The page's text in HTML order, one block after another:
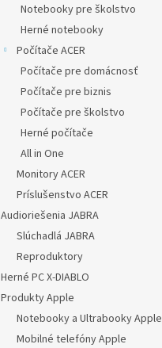
Notebooky pre školstvo
Herné notebooky
Počítače ACER
Počítače pre domácnosť
Počítače pre biznis
Počítače pre školstvo
Herné počítače
All in One
Monitory ACER
Príslušenstvo ACER
Audioriešenia JABRA
Slúchadlá JABRA
Reproduktory
Herné PC X-DIABLO
Produkty Apple
Notebooky a Ultrabooky Apple
Mobilné telefóny Apple